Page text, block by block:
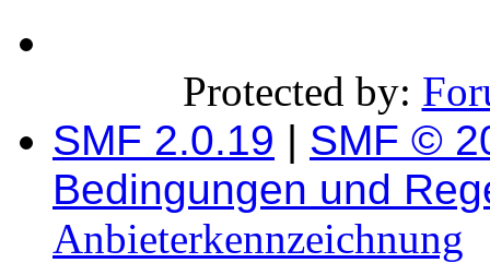
Protected by:
SMF 2.0.19 | SMF ©
Bedingungen und
Anbieterkennzeichnung